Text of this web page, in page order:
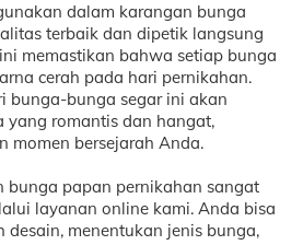
dalam karangan bunga
terbaik dan dipetik langsung
memastikan bahwa setiap bunga
cerah pada hari pernikahan.
bunga-bunga segar ini akan
yang romantis dan hangat,
momen bersejarah Anda.
bunga papan pernikahan sangat
layanan online kami. Anda bisa
desain, menentukan jenis bunga,